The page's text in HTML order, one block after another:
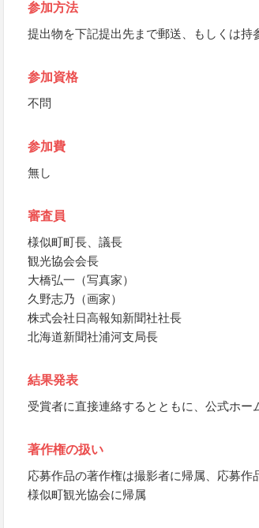
参加方法
提出物を下記提出先まで郵送、もしくは持
参加資格
不問
参加費
無し
審査員
様似町町長、議長
観光協会会長
大橋弘一（写真家）
久野志乃（画家）
株式会社日高報知新聞社社長
北海道新聞社浦河支局長
結果発表
受賞者に直接連絡するとともに、公式ホー
著作権の扱い
応募作品の著作権は撮影者に帰属、応募
様似町観光協会に帰属